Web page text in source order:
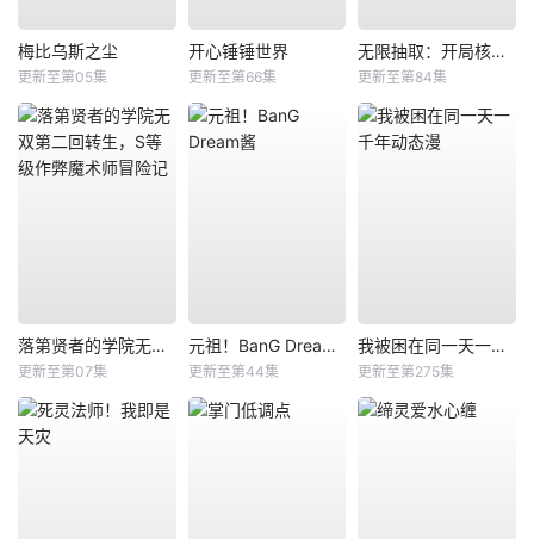
梅比乌斯之尘
更新至第05集
开心锤锤世界
更新至第66集
无限抽取：开局核平修仙世界动态漫
更新至第84集
落第贤者的学院无双第二回转生，S等级作弊魔术师冒险记
更新至第07集
元祖！BanG Dream酱
更新至第44集
我被困在同一天一千年动态漫
更新至第275集